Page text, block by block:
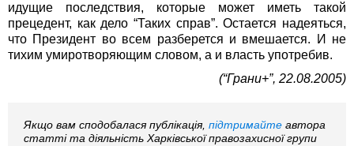
идущие последствия, которые может иметь такой
прецедент, как дело “Таких справ”. Остается надеяться,
что Президент во всем разберется и вмешается. И не
тихим умиротворяющим словом, а и власть употребив.
(“Грани+”, 22.08.2005)
Якщо вам сподобалася публікація, підтримайте автора
статті та діяльність Харківської правозахисної групи